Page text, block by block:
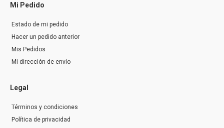
Mi Pedido
Estado de mi pedido
Hacer un pedido anterior
Mis Pedidos
Mi dirección de envío
Legal
Términos y condiciones
Política de privacidad